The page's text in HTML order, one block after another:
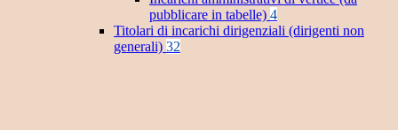
pubblicare in tabelle) 4
Titolari di incarichi dirigenziali (dirigenti non
generali) 32